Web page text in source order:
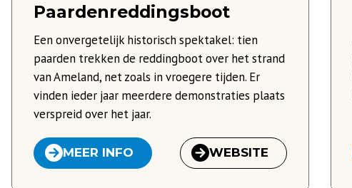
Paardenreddingsboot
Een onvergetelijk historisch spektakel: tien
paarden trekken de reddingboot over het strand
van Ameland, net zoals in vroegere tijden. Er
vinden ieder jaar meerdere demonstraties plaats
verspreid over het jaar.
MEER INFO WEBSITE